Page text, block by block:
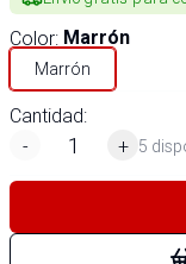
Color: Marrón
Marrón
Cantidad:
-
+ 5